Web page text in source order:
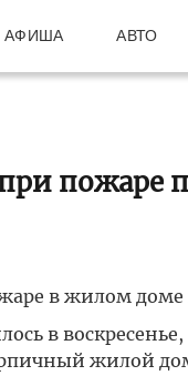
АФИША АВТО
при
в жилом
в
жилой